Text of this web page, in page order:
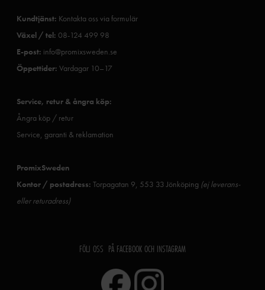
Kundtjänst: Kontakta oss via formulär
Växel / tel: 08-124 499 98
E-post: info@promixsweden.se
Öppettider: Vardagar 10–17
Service, retur & ångra köp:
Ångra köp / retur
Service, garanti & reklamation
PromixSweden
Kontor / postadress: Torpagatan 9, 553 33 Jönköping (ej leverans-
eller returadress)
FÖLJ OSS PÅ FACEBOOK OCH INSTAGRAM